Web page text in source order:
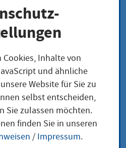
Finder
aus dem
dem
Cookies, Inhalte von
und ähnliche
Website für Sie zu
selbst entscheiden,
Sie zulassen möchten.
finden Sie in unseren
/ Impressum.